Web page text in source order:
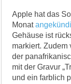
Apple hat das
Monat
Gehäuse ist
markiert. Zudem
der
mit der Gravur
und ein farblich